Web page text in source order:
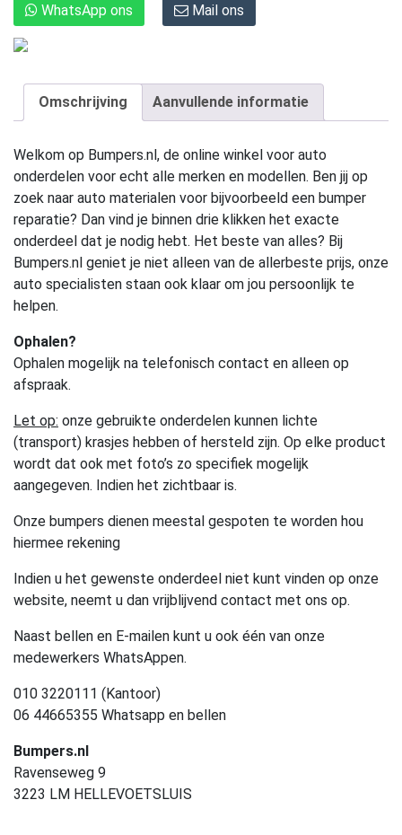
WhatsApp ons Mail ons
Omschrijving Aanvullende informatie
Welkom op Bumpers.nl, de online winkel voor auto
onderdelen voor echt alle merken en modellen. Ben jij op
zoek naar auto materialen voor bijvoorbeeld een bumper
reparatie? Dan vind je binnen drie klikken het exacte
onderdeel dat je nodig hebt. Het beste van alles? Bij
Bumpers.nl geniet je niet alleen van de allerbeste prijs, onze
auto specialisten staan ook klaar om jou persoonlijk te
helpen.
Ophalen?
Ophalen mogelijk na telefonisch contact en alleen op
afspraak.
Let op: onze gebruikte onderdelen kunnen lichte
(transport) krasjes hebben of hersteld zijn. Op elke product
wordt dat ook met foto’s zo specifiek mogelijk
aangegeven. Indien het zichtbaar is.
Onze bumpers dienen meestal gespoten te worden hou
hiermee rekening
Indien u het gewenste onderdeel niet kunt vinden op onze
website, neemt u dan vrijblijvend contact met ons op.
Naast bellen en E-mailen kunt u ook één van onze
medewerkers WhatsAppen.
010 3220111 (Kantoor)
06 44665355 Whatsapp en bellen
Bumpers.nl
Ravenseweg 9
3223 LM HELLEVOETSLUIS